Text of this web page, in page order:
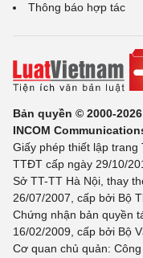
Thông báo hợp tác
Bản quyền © 2000-
INCOM
Giấy phép thiết lập
TTĐT cấp ngày 29/10/
Sở TT-TT Hà Nội, thay
26/07/2007, cấp bởi Bộ
Chứng nhận bản quyền
16/02/2009, cấp bởi Bộ
Cơ quan chủ quản: